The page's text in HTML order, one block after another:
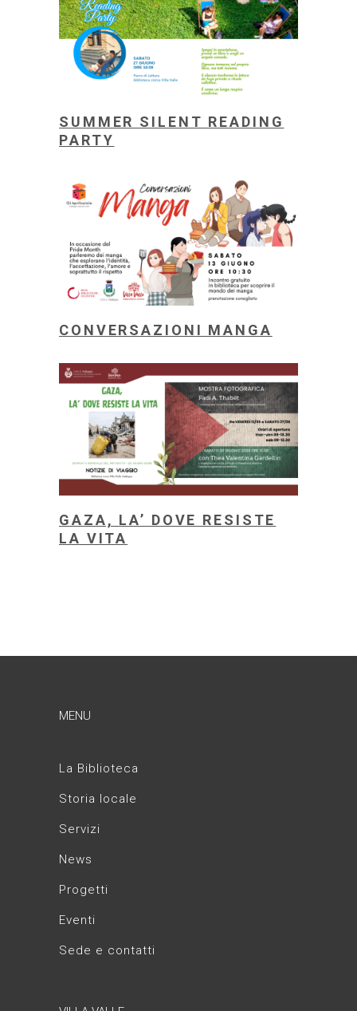
SUMMER SILENT READING
PARTY
CONVERSAZIONI MANGA
GAZA, LA’ DOVE RESISTE
LA VITA
MENU
La Biblioteca
Storia locale
Servizi
News
Progetti
Eventi
Sede e contatti